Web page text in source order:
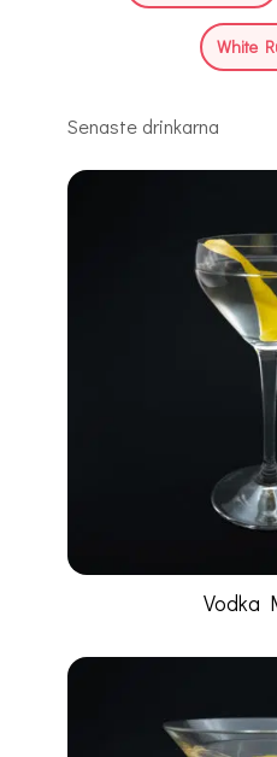
White
Senaste drinkarna
Vodka